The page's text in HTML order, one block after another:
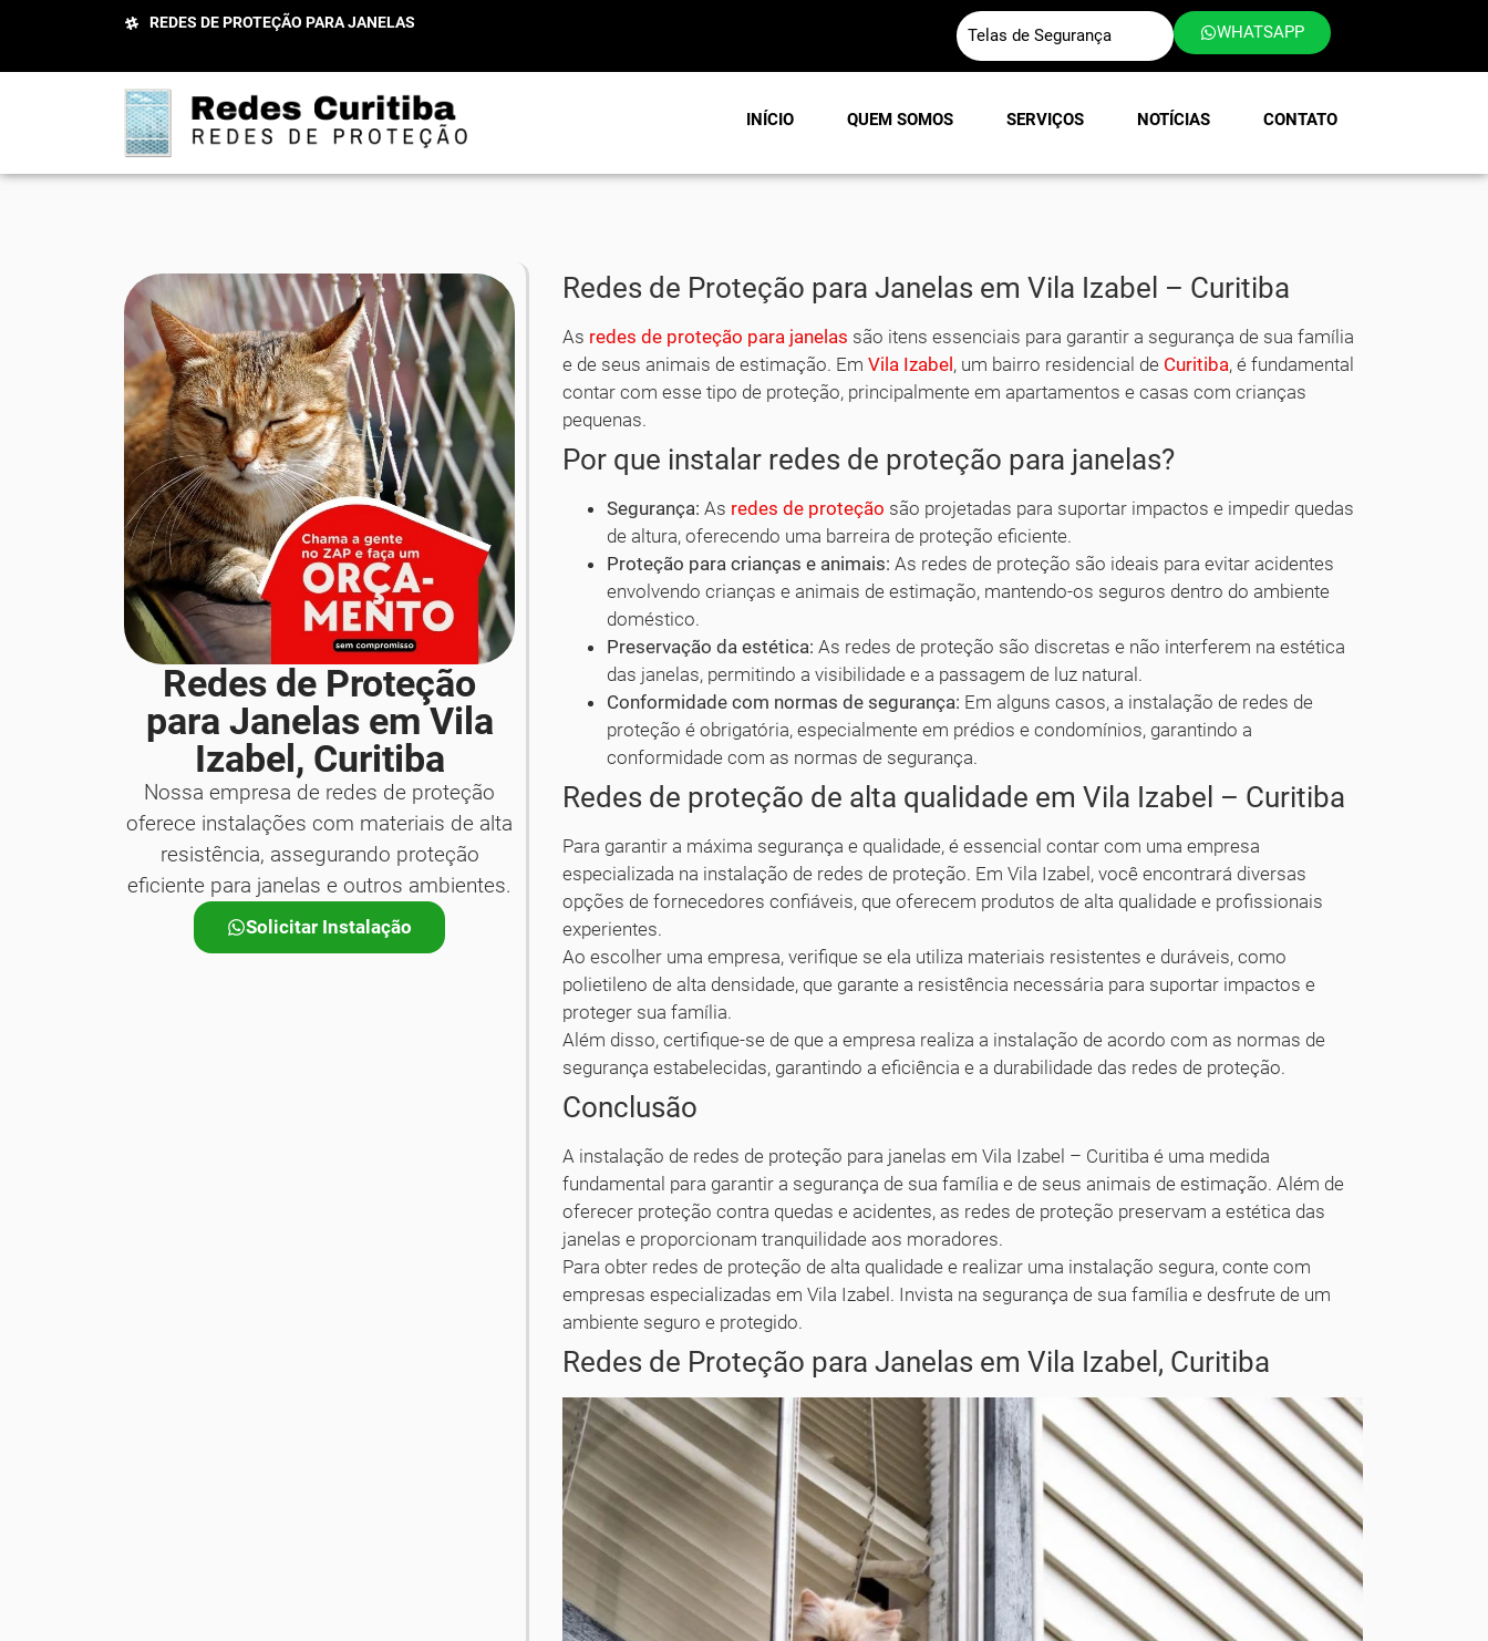
REDES DE PROTEÇÃO PARA JANELAS
Telas de Segurança WHATSAPP
INÍCIO QUEM SOMOS SERVIÇOS NOTÍCIAS CONTATO
Redes de Proteção
para Janelas em Vila
Izabel, Curitiba
Nossa empresa de redes de proteção
oferece instalações com materiais de alta
resistência, assegurando proteção
eficiente para janelas e outros ambientes.
Solicitar Instalação
Redes de Proteção para Janelas em Vila Izabel – Curitiba
As redes de proteção para janelas são itens essenciais para garantir a segurança de sua família
e de seus animais de estimação. EmVila Izabel, um bairro residencial de Curitiba, é fundamental
contar com esse tipo de proteção, principalmente em apartamentos e casas com crianças
pequenas.
Por que instalar redes de proteção para janelas?
Segurança: As redes de proteção são projetadas para suportar impactos e impedir quedas
de altura, oferecendo uma barreira de proteção eficiente.
Proteção para crianças e animais: As redes de proteção são ideais para evitar acidentes
envolvendo crianças e animais de estimação, mantendo-os seguros dentro do ambiente
doméstico.
Preservação da estética: As redes de proteção são discretas e não interferem na estética
das janelas, permitindo a visibilidade e a passagem de luz natural.
Conformidade com normas de segurança: Em alguns casos, a instalação de redes de
proteção é obrigatória, especialmente em prédios e condomínios, garantindo a
conformidade com as normas de segurança.
Redes de proteção de alta qualidade em Vila Izabel – Curitiba
Para garantir a máxima segurança e qualidade, é essencial contar com uma empresa
especializada na instalação de redes de proteção. Em Vila Izabel, você encontrará diversas
opções de fornecedores confiáveis, que oferecem produtos de alta qualidade e profissionais
experientes.
Ao escolher uma empresa, verifique se ela utiliza materiais resistentes e duráveis, como
polietileno de alta densidade, que garante a resistência necessária para suportar impactos e
proteger sua família.
Além disso, certifique-se de que a empresa realiza a instalação de acordo com as normas de
segurança estabelecidas, garantindo a eficiência e a durabilidade das redes de proteção.
Conclusão
A instalação de redes de proteção para janelas em Vila Izabel – Curitiba é uma medida
fundamental para garantir a segurança de sua família e de seus animais de estimação. Além de
oferecer proteção contra quedas e acidentes, as redes de proteção preservam a estética das
janelas e proporcionam tranquilidade aos moradores.
Para obter redes de proteção de alta qualidade e realizar uma instalação segura, conte com
empresas especializadas em Vila Izabel. Invista na segurança de sua família e desfrute de um
ambiente seguro e protegido.
Redes de Proteção para Janelas em Vila Izabel, Curitiba